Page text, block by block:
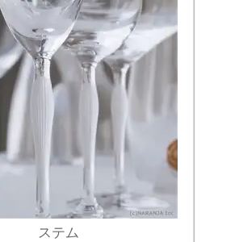
ステム